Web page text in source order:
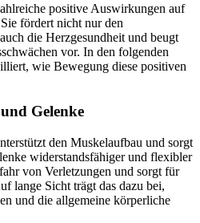
positive Auswirkungen auf
fördert nicht nur den
die Herzgesundheit und beugt
vor. In den folgenden
wie Bewegung diese positiven
Gelenke
den Muskelaufbau und sorgt
widerstandsfähiger und flexibler
von Verletzungen und sorgt für
lange Sicht trägt das dazu bei,
und die allgemeine körperliche